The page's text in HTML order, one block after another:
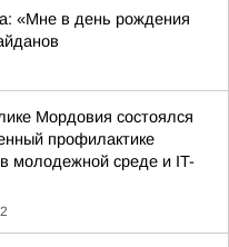
«Мне в день рождения
Мордовия состоялся
профилактике
молодежной среде и IT-